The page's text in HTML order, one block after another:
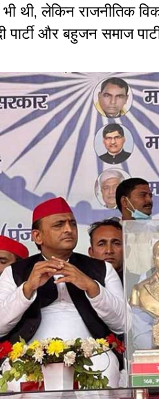
थी, लेकिन राजनीतिक
और बहुजन समाज